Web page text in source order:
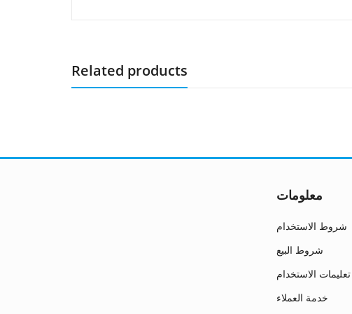
Related products
معلومات
شروط الاستخدام
شروط البيع
تعليمات الاستخدام
خدمة العملاء